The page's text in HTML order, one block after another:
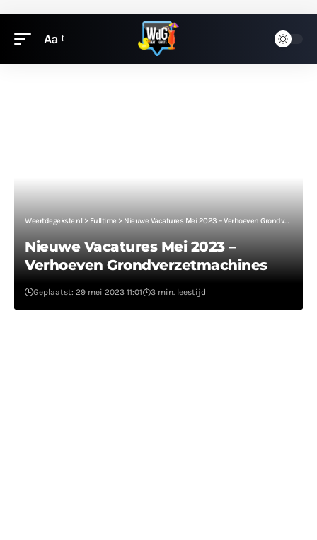
Aa
Weertdegekste.nl > Fulltime > Nieuwe Vacatures Mei 2023 – Verhoeven Grondverzetmachines
Nieuwe Vacatures Mei 2023 –
Verhoeven Grondverzetmachines
Geplaatst: 29 mei 2023 11:01 3 min. leestijd